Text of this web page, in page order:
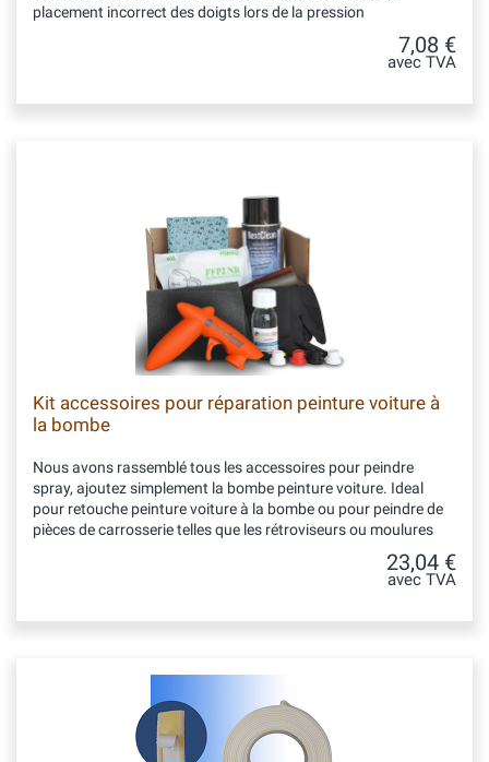
placement incorrect des doigts lors de la pression
7,08 €
avec TVA
Kit accessoires pour réparation peinture voiture à
la bombe
Nous avons rassemblé tous les accessoires pour peindre
spray, ajoutez simplement la bombe peinture voiture. Ideal
pour retouche peinture voiture à la bombe ou pour peindre de
pièces de carrosserie telles que les rétroviseurs ou moulures
23,04 €
avec TVA